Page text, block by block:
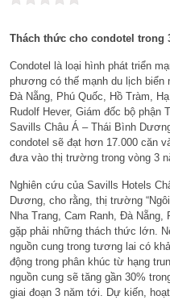
Thách thức cho condotel trong
Condotel là loại hình phát triển
phương có thế mạnh du lịch biển
Đà Nẵng, Phú Quốc, Hồ Tràm,
Rudolf Hever, Giám đốc bộ phận
Savills Châu Á – Thái Bình
condotel sẽ đạt hơn 17.000 căn
đưa vào thị trường trong vòng 3
Nghiên cứu của Savills Hotels
Dương, cho rằng, thị trường
Nha Trang, Cam Ranh, Đà
gặp phải những thách thức lớn.
nguồn cung trong tương lai có
động trong phân khúc từ hạng
nguồn cung sẽ tăng gần 30%
giai đoạn 3 năm tới. Dự kiến,